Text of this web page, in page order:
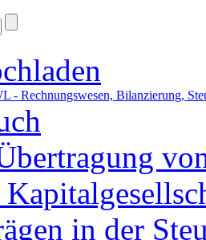
- Rechnungswesen, Bilanzierung,